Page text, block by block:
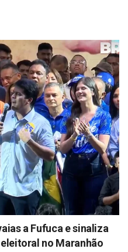
a Fufuca e sinaliza
no Maranhão